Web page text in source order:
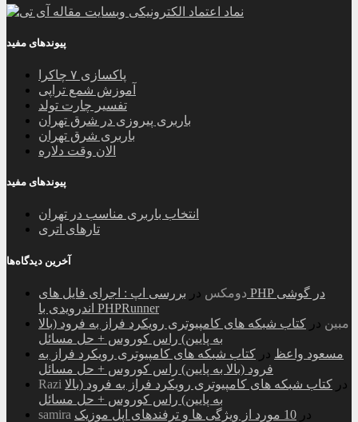
پیوندهای مفید
پاکسازی ۷ چاکرا
آموزش شمع تراپی
تفسیر چارت تولد
باربری پیروزی در شرق تهران
باربری شرق تهران
الان وقت دلاره
پیوندهای مفید
انتخاب باربری مناسب در تهران
تارهای اتری
آخرین دیدگاه‌ها
دومکس در بررسی اپ : اجرای فایل های PHP در گوشی
اندرویدی با PHPRunner
مبین در کتاب شبکه های کامپیوتری رویکرد فراز به فرود (بالا
به پایین) راس کوروس + حل مسائل
مسعود واعظ در کتاب شبکه های کامپیوتری رویکرد فراز به
فرود (بالا به پایین) راس کوروس + حل مسائل
Razi
در کتاب شبکه های کامپیوتری رویکرد فراز به فرود (بالا
به پایین) راس کوروس + حل مسائل
samira
در 10 مورد از ویژگی ها و ترفندهای اپل موزیک